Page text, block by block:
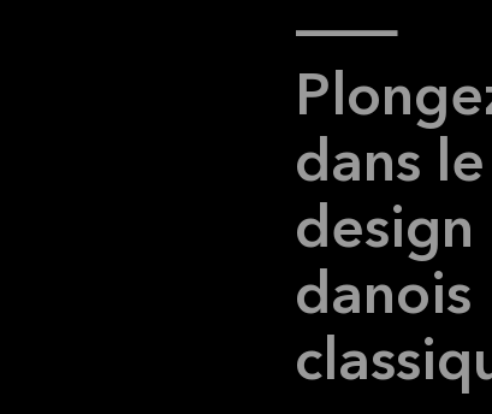
--
dans le
design
danois